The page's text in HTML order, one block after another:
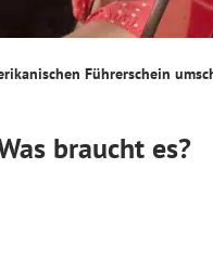
Führerschein
braucht es?